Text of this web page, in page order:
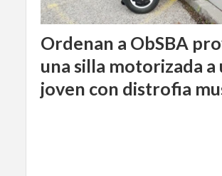
Ordenan a ObSBA
una silla motorizada a
joven con distrofia